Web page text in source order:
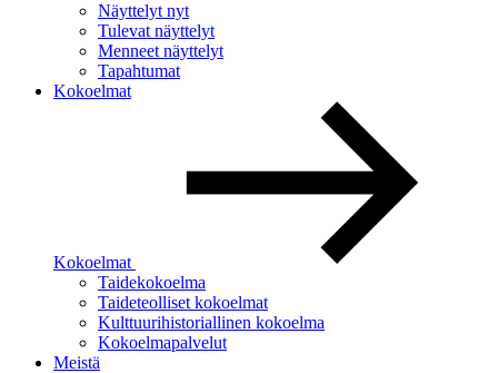
Näyttelyt nyt
Tulevat näyttelyt
Menneet näyttelyt
Tapahtumat
Kokoelmat
Kokoelmat
Taidekokoelma
Taideteolliset kokoelmat
Kulttuurihistoriallinen kokoelma
Kokoelmapalvelut
Meistä